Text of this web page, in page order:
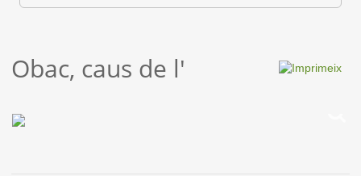
Obac, caus de l'